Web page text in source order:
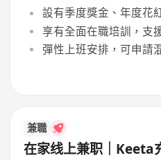
設有季度獎金、年度花
享有全面在職培訓，支
彈性上班安排，可申請
兼職
在家线上兼职｜Keeta